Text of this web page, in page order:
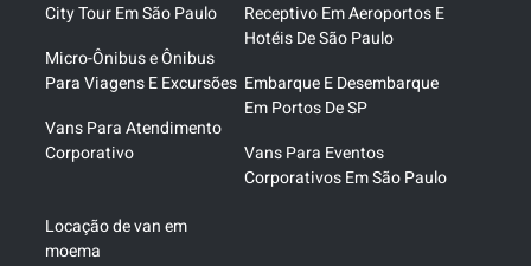
City Tour Em São Paulo
Micro-Ônibus e Ônibus
Para Viagens E Excursões
Vans Para Atendimento
Corporativo
Receptivo Em Aeroportos E
Hotéis De São Paulo
Embarque E Desembarque
Em Portos De SP
Vans Para Eventos
Corporativos Em São Paulo
Locação de van em
moema